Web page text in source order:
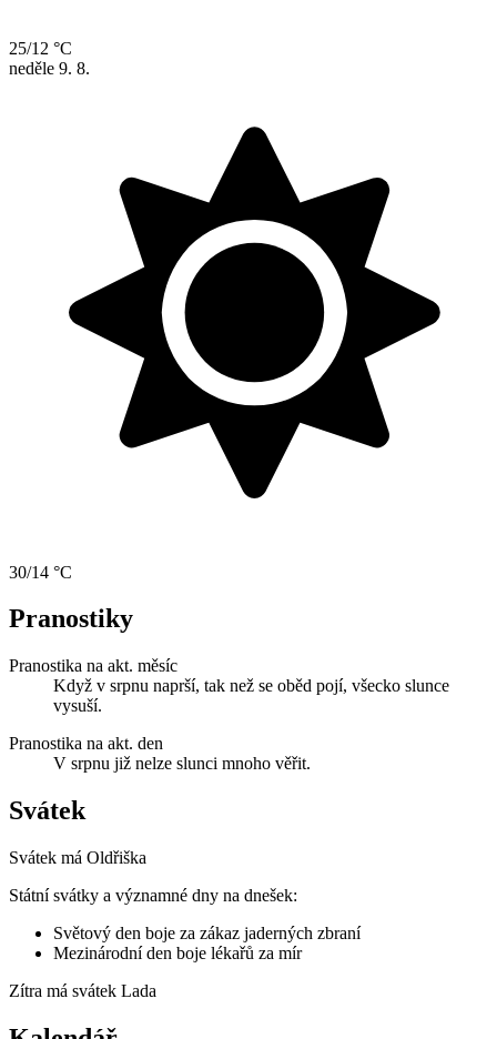
25/12 °C
neděle 9. 8.
30/14 °C
Pranostiky
Pranostika na akt. měsíc
Když v srpnu naprší, tak než se oběd pojí, všecko slunce
vysuší.
Pranostika na akt. den
V srpnu již nelze slunci mnoho věřit.
Svátek
Svátek má Oldřiška
Státní svátky a významné dny na dnešek:
Světový den boje za zákaz jaderných zbraní
Mezinárodní den boje lékařů za mír
Zítra má svátek Lada